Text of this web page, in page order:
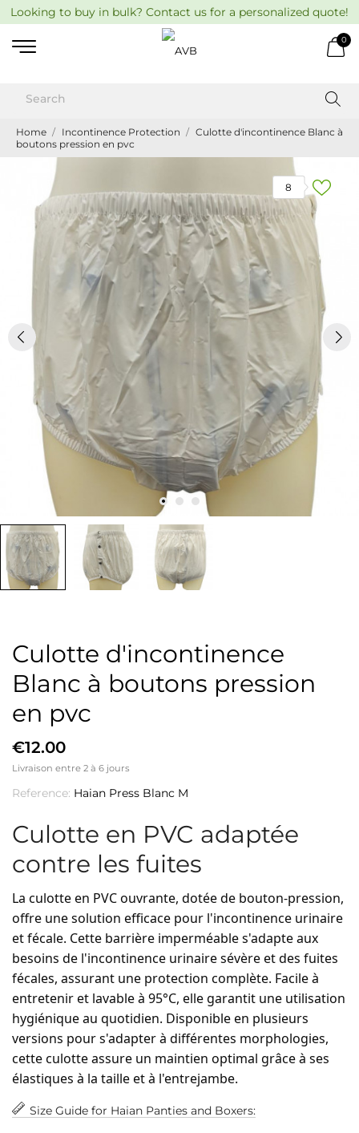
Looking to buy in bulk? Contact us for a personalized quote!
0
Home Incontinence Protection
Culotte d'incontinence Blanc à
boutons pression en pvc
8
Culotte d'incontinence
Blanc à boutons pression
en pvc
€12.00
Livraison entre 2 à 6 jours
Reference: Haian Press Blanc M
Culotte en PVC adaptée
contre les fuites
La culotte en PVC ouvrante, dotée de bouton-pression,
offre une solution efficace pour l'incontinence urinaire
et fécale. Cette barrière imperméable s'adapte aux
besoins de l'incontinence urinaire sévère et des fuites
fécales, assurant une protection complète. Facile à
entretenir et lavable à 95°C, elle garantit une utilisation
hygiénique au quotidien. Disponible en plusieurs
versions pour s'adapter à différentes morphologies,
cette culotte assure un maintien optimal grâce à ses
élastiques à la taille et à l'entrejambe.
Size Guide for Haian Panties and Boxers: